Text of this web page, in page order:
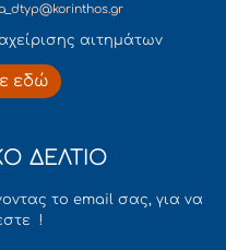
αιτημάτων
εδώ
ΔΕΛΤΙΟ
το email σας, για να
!